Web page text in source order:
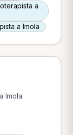
a
a Imola
Imola.